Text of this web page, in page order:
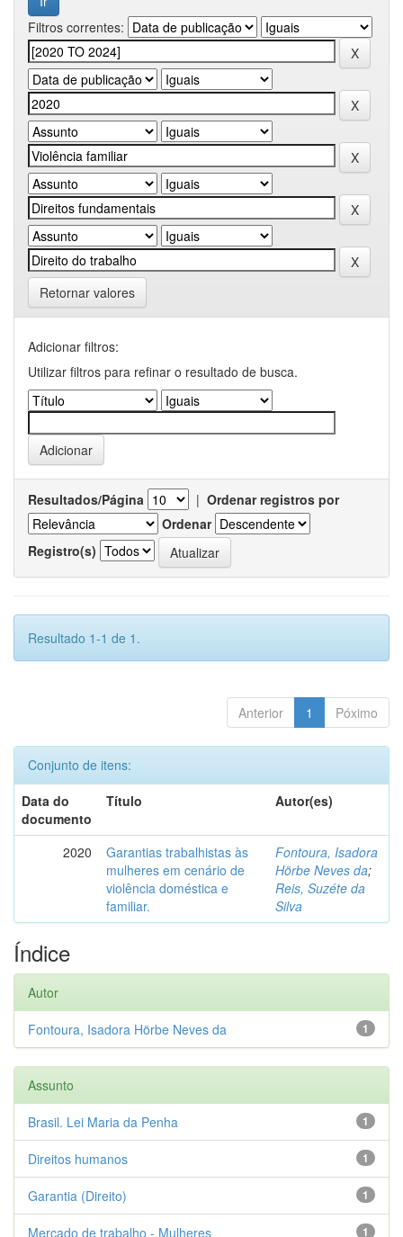
Filtros correntes:
Retornar valores
Adicionar filtros:
Utilizar filtros para refinar o resultado de busca.
Resultados/Página | Ordenar registros por
Ordenar
Registro(s)
Resultado 1-1 de 1.
Anterior 1 Póximo
Conjunto de itens:
Data do
documento
Título Autor(es)
2020
Garantias trabalhistas às
mulheres em cenário de
violência doméstica e
familiar.
Fontoura, Isadora
Hörbe Neves da;
Reis, Suzéte da
Silva
Índice
Autor
1
Fontoura, Isadora Hörbe Neves da
Assunto
1
Brasil. Lei Maria da Penha
1
Direitos humanos
1
Garantia (Direito)
1
Mercado de trabalho - Mulheres